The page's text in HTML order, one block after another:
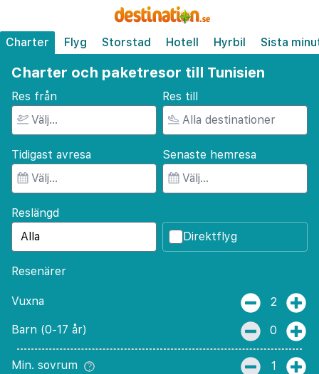
Charter Flyg Storstad Hotell Hyrbil Sista
Charter och paketresor till Tunisien
Res från Res till
Tidigast avresa Senaste hemresa
Reslängd
Direktflyg
Resenärer
Vuxna 2
Barn (0-17 år) 0
Min. sovrum 1